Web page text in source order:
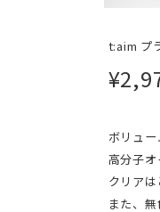
t:aim プ
ボリュ
高分子
クリア
また、